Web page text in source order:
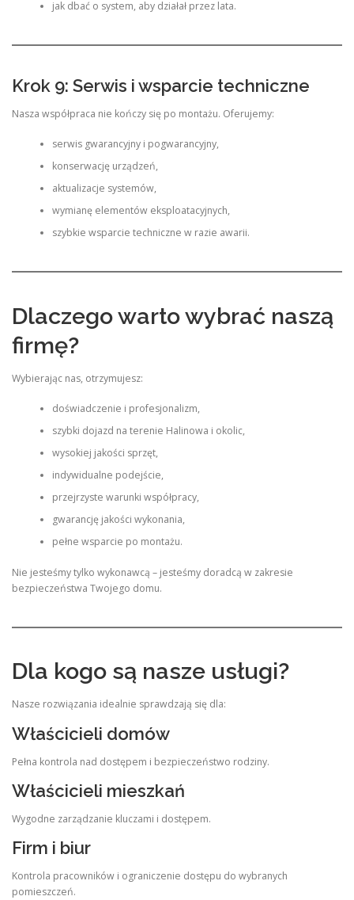
jak dbać o system, aby działał przez lata.
Krok 9: Serwis i wsparcie techniczne
Nasza współpraca nie kończy się po montażu. Oferujemy:
serwis gwarancyjny i pogwarancyjny,
konserwację urządzeń,
aktualizacje systemów,
wymianę elementów eksploatacyjnych,
szybkie wsparcie techniczne w razie awarii.
Dlaczego warto wybrać naszą
firmę?
Wybierając nas, otrzymujesz:
doświadczenie i profesjonalizm,
szybki dojazd na terenie Halinowa i okolic,
wysokiej jakości sprzęt,
indywidualne podejście,
przejrzyste warunki współpracy,
gwarancję jakości wykonania,
pełne wsparcie po montażu.
Nie jesteśmy tylko wykonawcą – jesteśmy doradcą w zakresie
bezpieczeństwa Twojego domu.
Dla kogo są nasze usługi?
Nasze rozwiązania idealnie sprawdzają się dla:
Właścicieli domów
Pełna kontrola nad dostępem i bezpieczeństwo rodziny.
Właścicieli mieszkań
Wygodne zarządzanie kluczami i dostępem.
Firm i biur
Kontrola pracowników i ograniczenie dostępu do wybranych
pomieszczeń.